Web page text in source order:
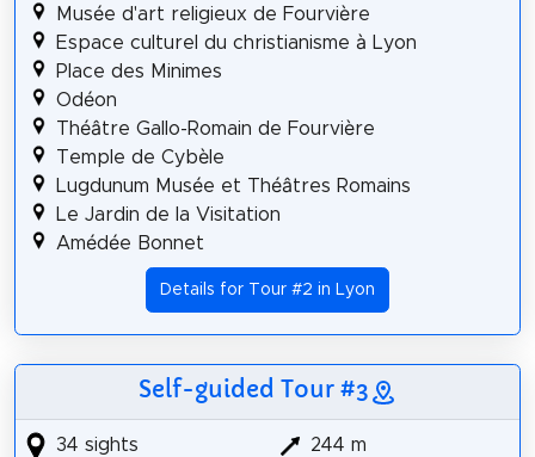
Musée d'art religieux de Fourvière
Espace culturel du christianisme à Lyon
Place des Minimes
Odéon
Théâtre Gallo-Romain de Fourvière
Temple de Cybèle
Lugdunum Musée et Théâtres Romains
Le Jardin de la Visitation
Amédée Bonnet
Details for Tour #2 in Lyon
Self-guided Tour #3
34 sights
244 m